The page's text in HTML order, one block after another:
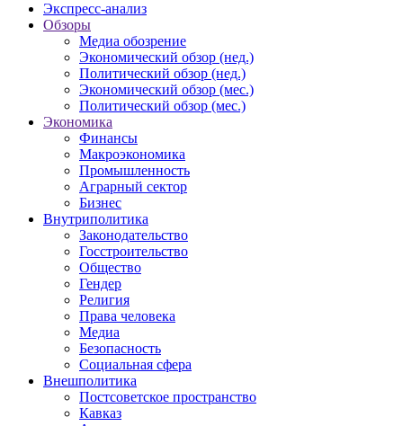
Экспресс-анализ
Обзоры
Медиа обозрение
Экономический обзор (нед.)
Политический обзор (нед.)
Экономический обзор (мес.)
Политический обзор (мес.)
Экономика
Финансы
Макроэкономика
Промышленность
Аграрный сектор
Бизнес
Внутриполитика
Законодательство
Госстроительство
Общество
Гендер
Религия
Права человека
Медиа
Безопасность
Социальная сфера
Внешполитика
Постсоветское пространство
Кавказ